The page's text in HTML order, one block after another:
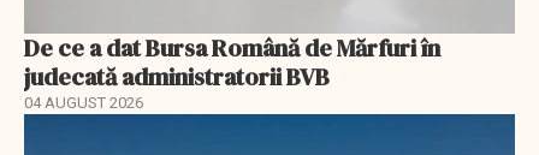
De ce a dat Bursa Română de Mărfuri în
judecată administratorii BVB
04 AUGUST 2026